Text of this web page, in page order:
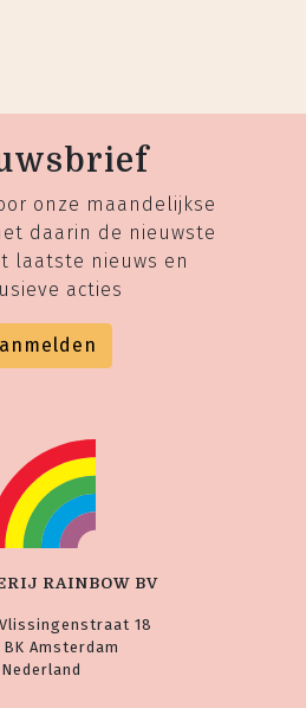
onze maandelijkse
daarin de nieuwste
laatste nieuws en
acties
RAINBOW BV
18
BK Amsterdam
Nederland